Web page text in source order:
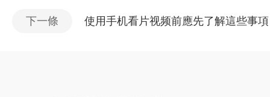
下一條 使用手机看片视频前應先了解這些事